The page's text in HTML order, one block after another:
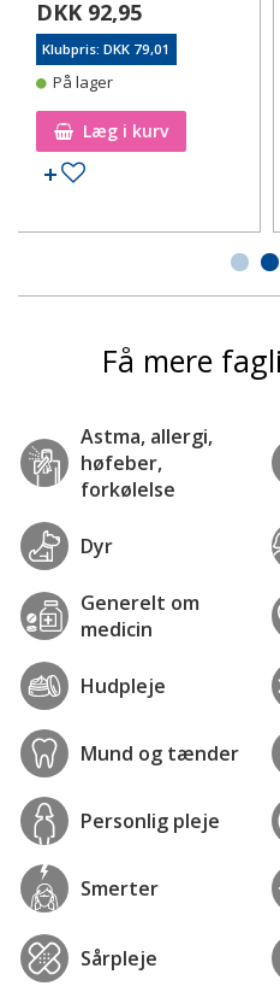
DKK 92,95
Klubpris: DKK 79,01
På lager
Læg i kurv
Tilføj til ønskeseddel
Få mere
Astma, allergi,
høfeber,
forkølelse
Dyr
Generelt om
medicin
Hudpleje
Mund og tænder
Personlig pleje
Smerter
Sårpleje